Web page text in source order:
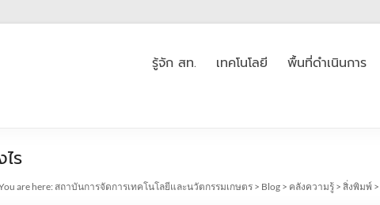
รู้จัก สท. เทคโนโลยี พื้นที่ดำเนินการ
ร
are here: สถาบันการจัดการเทคโนโลยีและนวัตกรรมเกษตร > Blog > คลังความรู้ > สิ่งพิมพ์ >